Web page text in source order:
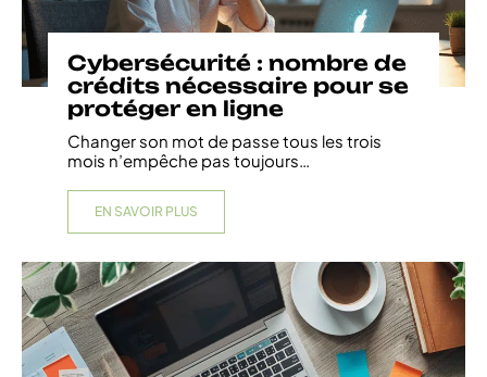
Cybersécurité : nombre de
crédits nécessaire pour se
protéger en ligne
Changer son mot de passe tous les trois
mois n’empêche pas toujours…
EN SAVOIR PLUS